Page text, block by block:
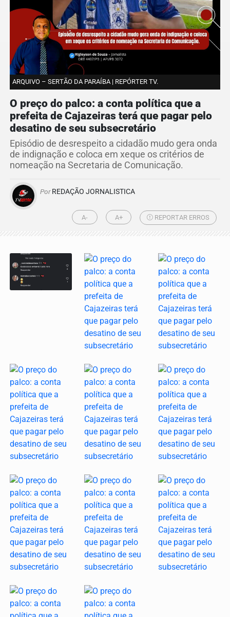
ARQUIVO – SERTÃO DA PARAÍBA | REPÓRTER TV.
O preço do palco: a conta política que a
prefeita de Cajazeiras terá que pagar pelo
desatino de seu subsecretário
Episódio de desrespeito a cidadão mudo gera onda
de indignação e coloca em xeque os critérios de
nomeação na Secretaria de Comunicação.
PorREDAÇÃO JORNALISTICA
A- A+ REPORTAR ERROS